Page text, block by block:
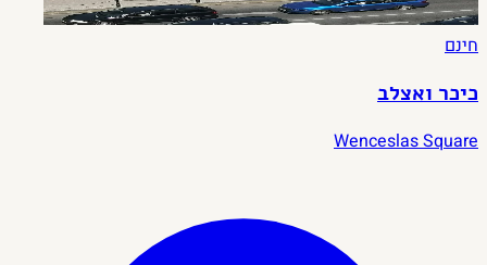
חינם
כיכר ואצלב
Wenceslas Square